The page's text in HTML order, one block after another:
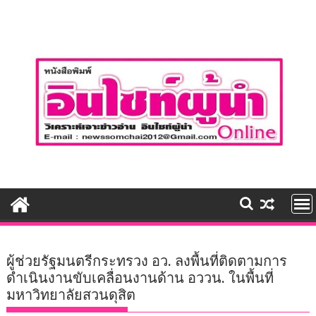
ผู้ช่วยรัฐมนตรีกระทรวง อว. ลงพื้นที่ติดตามการ
ดำเนินงานขับเคลื่อนงานด้าน อววน. ในพื้นที่
มหาวิทยาลัยสวนดุสิต